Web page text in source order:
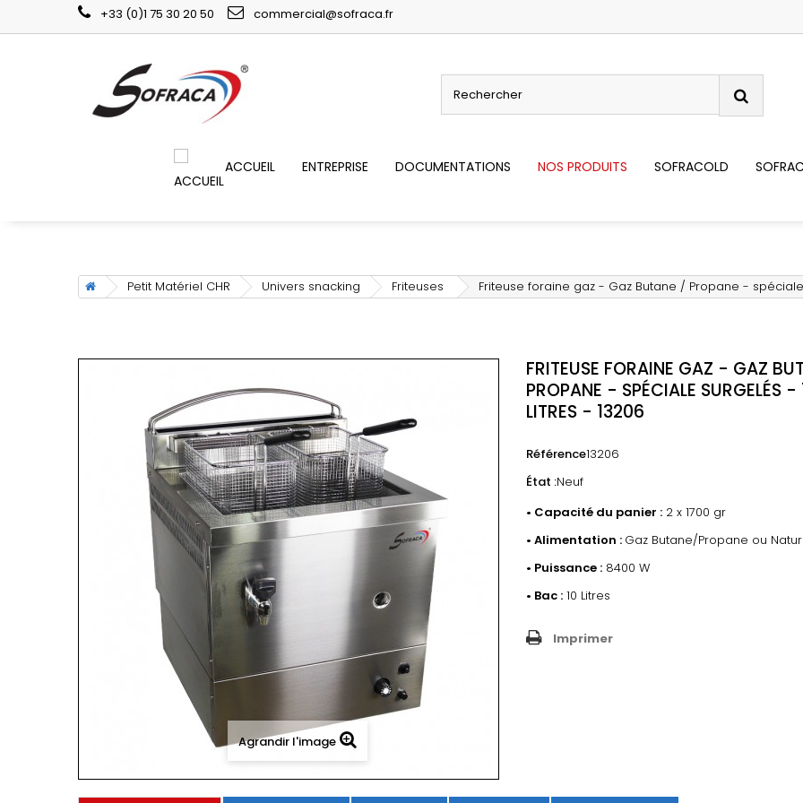
+33 (0)1 75 30 20 50 commercial@sofraca.fr
ACCUEIL ENTREPRISE DOCUMENTATIONS NOS PRODUITS SOFRACOLD
Petit Matériel CHR Univers snacking Friteuses Friteuse foraine gaz - Gaz Butane / Propane -
Agrandir l'image
FRITEUSE FORAINE GAZ - GAZ
PROPANE - SPÉCIALE SURGELÉS -
LITRES - 13206
Référence13206
État :Neuf
• Capacité du panier : 2 x 1700 gr
• Alimentation : Gaz Butane/Propane ou
• Puissance : 8400 W
• Bac : 10 Litres
Imprimer